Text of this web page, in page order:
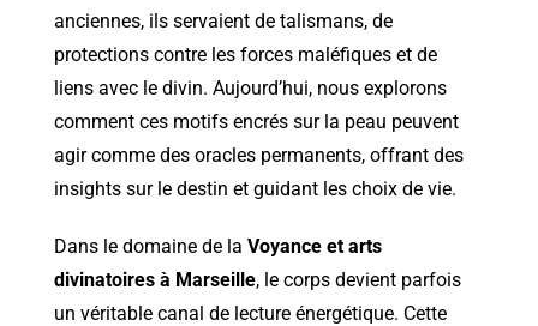
anciennes, ils servaient de talismans, de
protections contre les forces maléfiques et de
liens avec le divin. Aujourd’hui, nous explorons
comment ces motifs encrés sur la peau peuvent
agir comme des oracles permanents, offrant des
insights sur le destin et guidant les choix de vie.
Dans le domaine de la Voyance et arts
divinatoires à Marseille, le corps devient parfois
un véritable canal de lecture énergétique. Cette